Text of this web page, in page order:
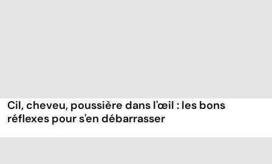
Cil, cheveu, poussière dans l'œil : les bons
réflexes pour s'en débarrasser